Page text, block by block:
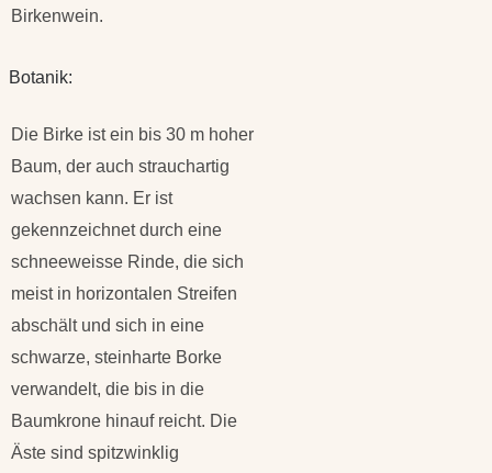
Birkenwein.
Botanik:
Die Birke ist ein bis 30 m hoher
Baum, der auch strauchartig
wachsen kann. Er ist
gekennzeichnet durch eine
schneeweisse Rinde, die sich
meist in horizontalen Streifen
abschält und sich in eine
schwarze, steinharte Borke
verwandelt, die bis in die
Baumkrone hinauf reicht. Die
Äste sind spitzwinklig